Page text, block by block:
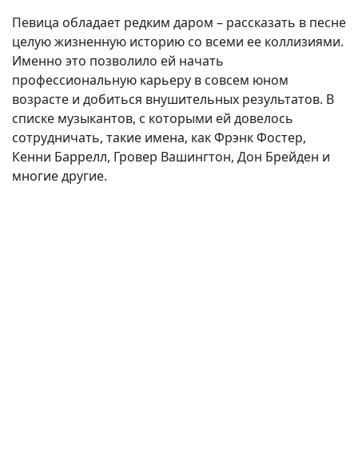
Певица обладает редким даром – рассказать в песне
целую жизненную историю со всеми ее коллизиями.
Именно это позволило ей начать
профессиональную карьеру в совсем юном
возрасте и добиться внушительных результатов. В
списке музыкантов, с которыми ей довелось
сотрудничать, такие имена, как Фрэнк Фостер,
Кенни Баррелл, Гровер Вашингтон, Дон Брейден и
многие другие.